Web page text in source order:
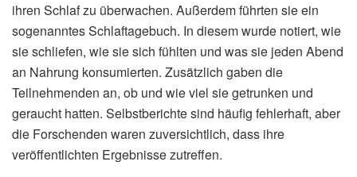
ihren Schlaf zu überwachen. Außerdem führten sie ein
sogenanntes Schlaftagebuch. In diesem wurde notiert, wie
sie schliefen, wie sie sich fühlten und was sie jeden Abend
an Nahrung konsumierten. Zusätzlich gaben die
Teilnehmenden an, ob und wie viel sie getrunken und
geraucht hatten. Selbstberichte sind häufig fehlerhaft, aber
die Forschenden waren zuversichtlich, dass ihre
veröffentlichten Ergebnisse zutreffen.